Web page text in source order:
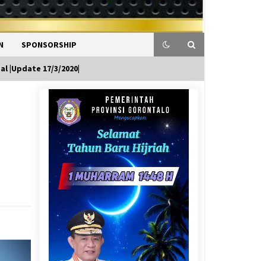
SPONSORSHIP
|Update 17/3/2020|